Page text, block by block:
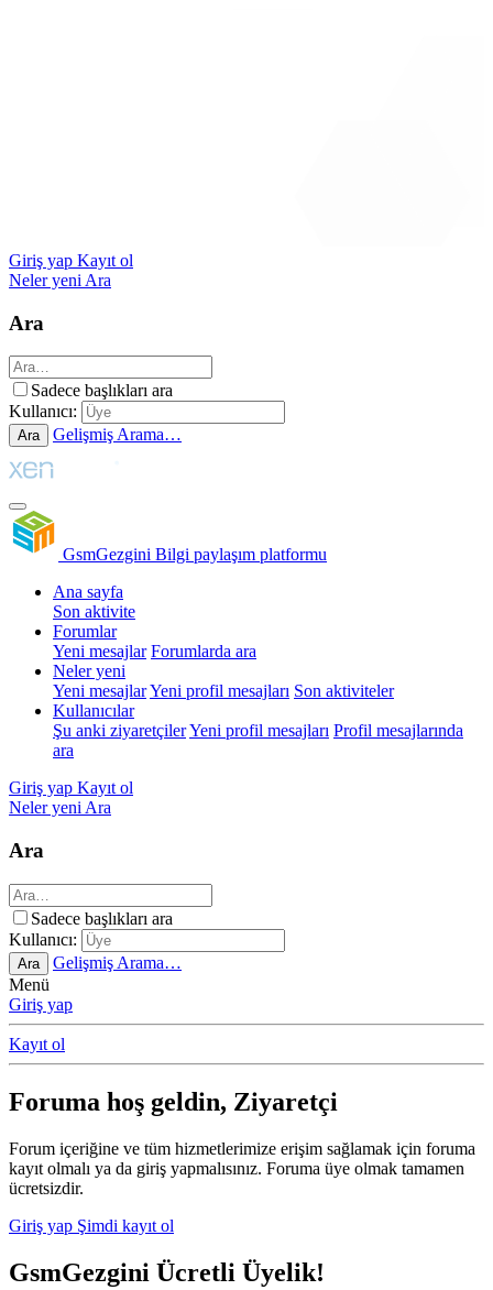
Giriş yap Kayıt ol
Neler yeni Ara
Ara
Sadece başlıkları ara
Kullanıcı:
Ara Gelişmiş Arama…
GsmGezgini Bilgi paylaşım platformu
Ana sayfa
Son aktivite
Forumlar
Yeni mesajlar Forumlarda ara
Neler yeni
Yeni mesajlarYeni profil mesajları Son aktiviteler
Kullanıcılar
Şu anki ziyaretçilerYeni profil mesajları Profil mesajlarında
ara
Giriş yap Kayıt ol
Neler yeniAra
Ara
Sadece başlıkları ara
Kullanıcı:
Ara
Gelişmiş Arama…
Menü
Giriş yap
Kayıt ol
Foruma hoş geldin, Ziyaretçi
Forum içeriğine ve tüm hizmetlerimize erişim sağlamak için foruma
kayıt olmalı ya da giriş yapmalısınız. Foruma üye olmak tamamen
ücretsizdir.
Giriş yap Şimdi kayıt ol
GsmGezgini Ücretli Üyelik!